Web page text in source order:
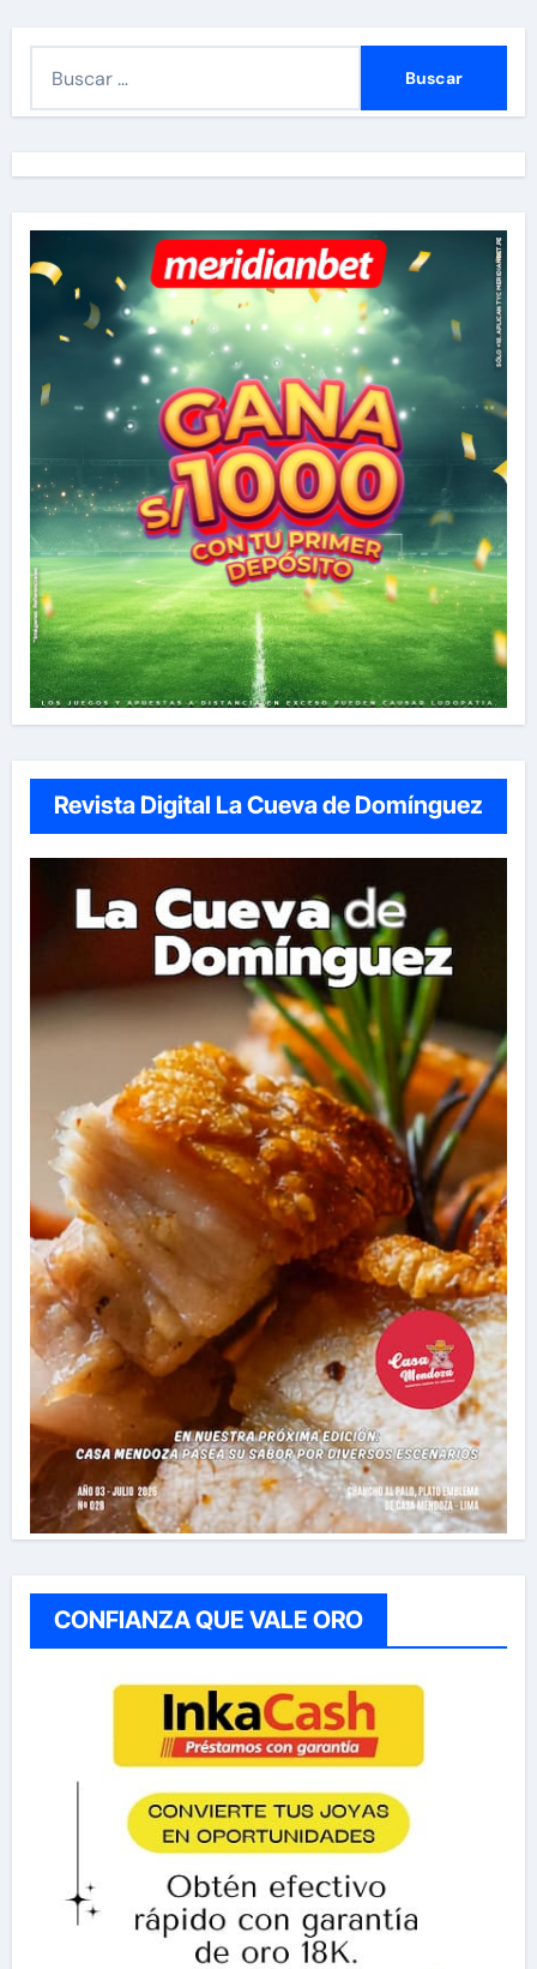
r
:
Revista Digital La Cueva de Domínguez
CONFIANZA QUE VALE ORO